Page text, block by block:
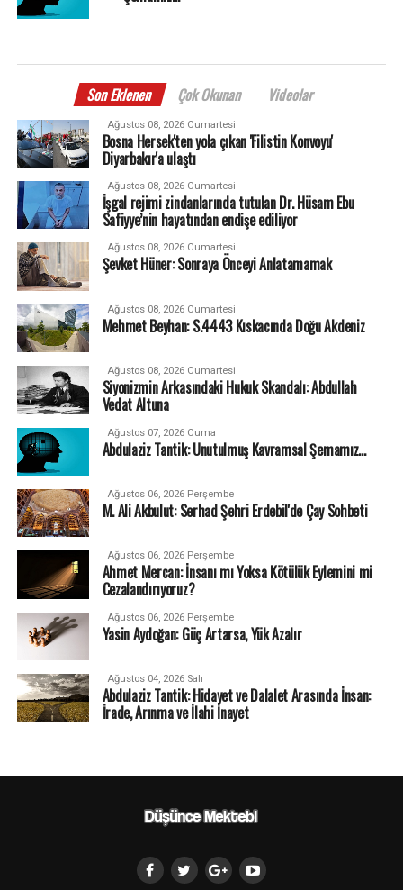
Son Eklenen Çok Okunan Videolar
Ağustos 08, 2026 Cumartesi
Bosna Hersek'ten yola çıkan 'Filistin Konvoyu'
Diyarbakır'a ulaştı
Ağustos 08, 2026 Cumartesi
İşgal rejimi zindanlarında tutulan Dr. Hüsam Ebu
Safiyye’nin hayatından endişe ediliyor
Ağustos 08, 2026 Cumartesi
Şevket Hüner: Sonraya Önceyi Anlatamamak
Ağustos 08, 2026 Cumartesi
Mehmet Beyhan: S.4443 Kıskacında Doğu Akdeniz
Ağustos 08, 2026 Cumartesi
Siyonizmin Arkasındaki Hukuk Skandalı: Abdullah
Vedat Altuna
Ağustos 07, 2026 Cuma
Abdulaziz Tantik: Unutulmuş Kavramsal Şemamız…
Ağustos 06, 2026 Perşembe
M. Ali Akbulut: Serhad Şehri Erdebil'de Çay Sohbeti
Ağustos 06, 2026 Perşembe
Ahmet Mercan: İnsanı mı Yoksa Kötülük Eylemini mi
Cezalandırıyoruz?
Ağustos 06, 2026 Perşembe
Yasin Aydoğan: Güç Artarsa, Yük Azalır
Ağustos 04, 2026 Salı
Abdulaziz Tantik: Hidayet ve Dalalet Arasında İnsan:
İrade, Arınma ve İlahi İnayet